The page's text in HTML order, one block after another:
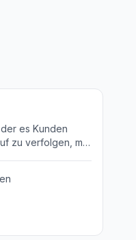
es Kunden
zu verfolgen, mit